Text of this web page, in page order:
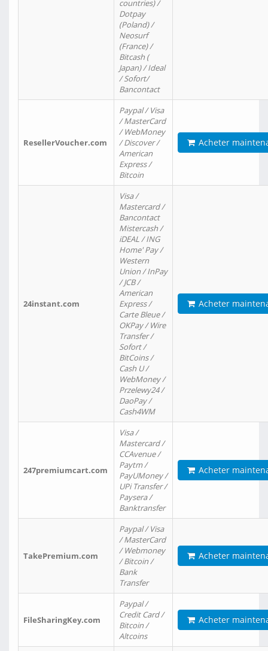
countries) /
Dotpay
(Poland) /
Neosurf
(France) /
Bitcash (
Japan) / Ideal
/ Sofort/
Bancontact
ResellerVoucher.com
Paypal / Visa
/ MasterCard
/ WebMoney
/ Discover /
American
Express /
Bitcoin
Acheter
24instant.com
Visa /
Mastercard /
Bancontact
Mistercash /
iDEAL / ING
Home' Pay /
Western
Union / InPay
/ JCB /
American
Express /
Carte Bleue /
OKPay / Wire
Transfer /
Sofort /
BitCoins /
Cash U /
WebMoney /
Przelewy24 /
DaoPay /
Cash4WM
Acheter
247premiumcart.com
Visa /
Mastercard /
CCAvenue /
Paytm /
PayUMoney /
UPi Transfer /
Paysera /
Banktransfer
Acheter
TakePremium.com
Paypal / Visa
/ MasterCard
/ Webmoney
/ Bitcoin /
Bank
Transfer
Acheter
FileSharingKey.com
Paypal /
Credit Card /
Bitcoin /
Altcoins
Acheter